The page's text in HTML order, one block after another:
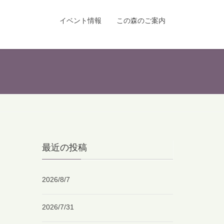
イベント情報 この森のご案内
最近の投稿
2026/8/7
2026/7/31